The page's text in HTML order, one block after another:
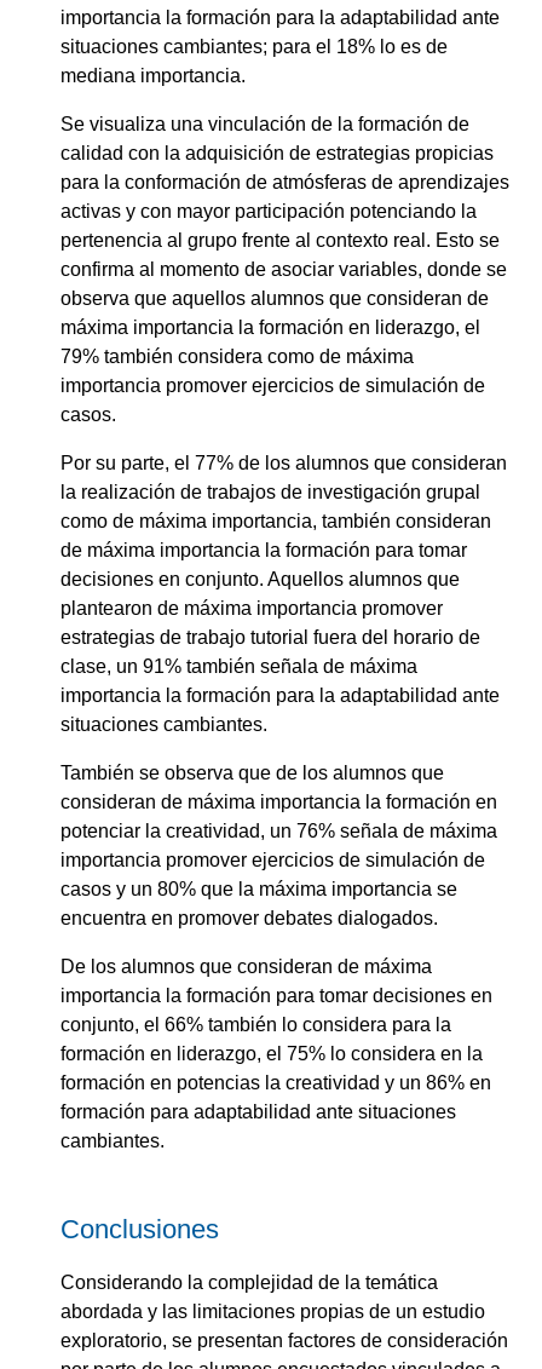
importancia la formación para la adaptabilidad ante
situaciones cambiantes; para el 18% lo es de
mediana importancia.
Se visualiza una vinculación de la formación de
calidad con la adquisición de estrategias propicias
para la conformación de atmósferas de aprendizajes
activas y con mayor participación potenciando la
pertenencia al grupo frente al contexto real. Esto se
confirma al momento de asociar variables, donde se
observa que aquellos alumnos que consideran de
máxima importancia la formación en liderazgo, el
79% también considera como de máxima
importancia promover ejercicios de simulación de
casos.
Por su parte, el 77% de los alumnos que consideran
la realización de trabajos de investigación grupal
como de máxima importancia, también consideran
de máxima importancia la formación para tomar
decisiones en conjunto. Aquellos alumnos que
plantearon de máxima importancia promover
estrategias de trabajo tutorial fuera del horario de
clase, un 91% también señala de máxima
importancia la formación para la adaptabilidad ante
situaciones cambiantes.
También se observa que de los alumnos que
consideran de máxima importancia la formación en
potenciar la creatividad, un 76% señala de máxima
importancia promover ejercicios de simulación de
casos y un 80% que la máxima importancia se
encuentra en promover debates dialogados.
De los alumnos que consideran de máxima
importancia la formación para tomar decisiones en
conjunto, el 66% también lo considera para la
formación en liderazgo, el 75% lo considera en la
formación en potencias la creatividad y un 86% en
formación para adaptabilidad ante situaciones
cambiantes.
Conclusiones
Considerando la complejidad de la temática
abordada y las limitaciones propias de un estudio
exploratorio, se presentan factores de consideración